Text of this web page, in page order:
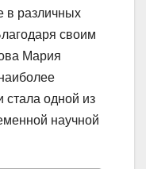
в различных
своим
Мария
одной из
научной